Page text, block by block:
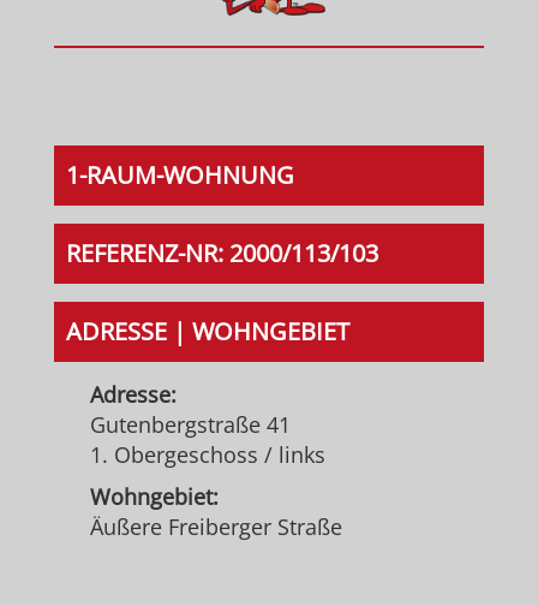
1-RAUM-WOHNUNG
REFERENZ-NR: 2000/113/103
ADRESSE | WOHNGEBIET
Adresse:
Gutenbergstraße 41
1. Obergeschoss / links
Wohngebiet:
Äußere Freiberger Straße